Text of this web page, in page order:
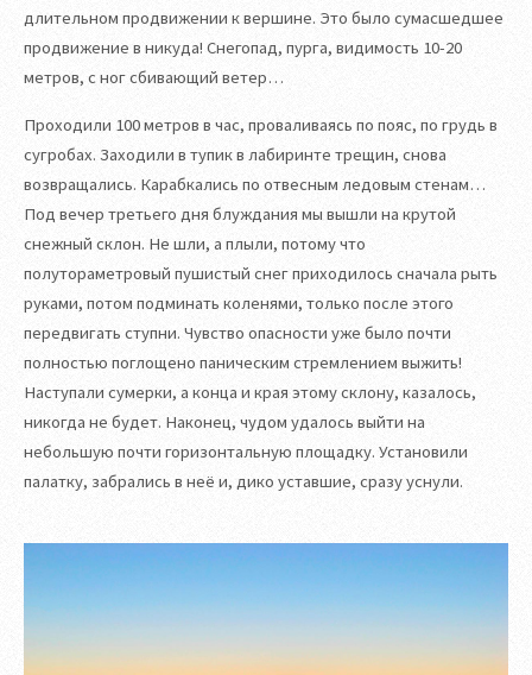
длительном продвижении к вершине. Это было сумасшедшее
продвижение в никуда! Снегопад, пурга, видимость 10-20
метров, с ног сбивающий ветер…
Проходили 100 метров в час, проваливаясь по пояс, по грудь в
сугробах. Заходили в тупик в лабиринте трещин, снова
возвращались. Карабкались по отвесным ледовым стенам…
Под вечер третьего дня блуждания мы вышли на крутой
снежный склон. Не шли, а плыли, потому что
полутораметровый пушистый снег приходилось сначала рыть
руками, потом подминать коленями, только после этого
передвигать ступни. Чувство опасности уже было почти
полностью поглощено паническим стремлением выжить!
Наступали сумерки, а конца и края этому склону, казалось,
никогда не будет. Наконец, чудом удалось выйти на
небольшую почти горизонтальную площадку. Установили
палатку, забрались в неё и, дико уставшие, сразу уснули.